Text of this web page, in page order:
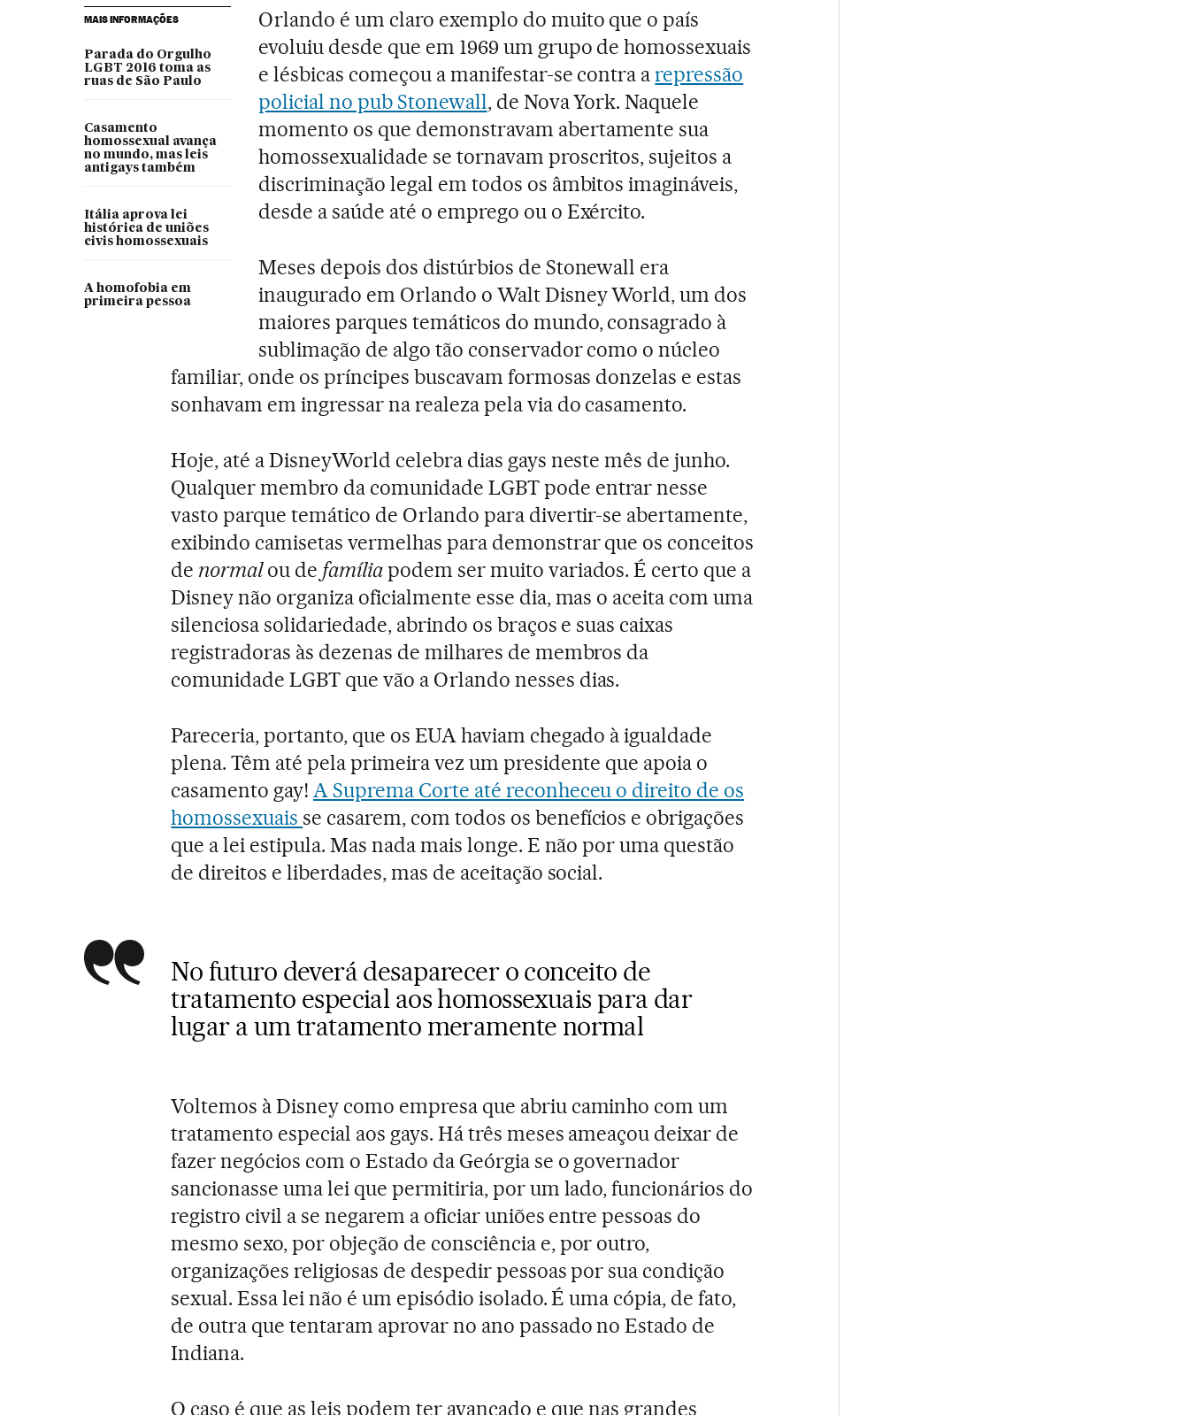
MAIS INFORMAÇÕES
Parada do Orgulho
LGBT 2016 toma as
ruas de São Paulo
Casamento
homossexual avança
no mundo, mas leis
antigays também
Itália aprova lei
histórica de uniões
civis homossexuais
A homofobia em
primeira pessoa
Orlando é um claro exemplo do muito que o país
evoluiu desde que em 1969 um grupo de homossexuais
e lésbicas começou a manifestar-se contra arepressão
policial no pub Stonewall, de Nova York. Naquele
momento os que demonstravam abertamente sua
homossexualidade se tornavam proscritos, sujeitos a
discriminação legal em todos os âmbitos imagináveis,
desde a saúde até o emprego ou o Exército.
Meses depois dos distúrbios de Stonewall era
inaugurado em Orlando o Walt Disney World, um dos
maiores parques temáticos do mundo, consagrado à
sublimação de algo tão conservador como o núcleo
familiar, onde os príncipes buscavam formosas donzelas e estas
sonhavam em ingressar na realeza pela via do casamento.
Hoje, até a DisneyWorld celebra dias gays neste mês de junho.
Qualquer membro da comunidade LGBT pode entrar nesse
vasto parque temático de Orlando para divertir-se abertamente,
exibindo camisetas vermelhas para demonstrar que os conceitos
de normalou de famíliapodem ser muito variados. É certo que a
Disney não organiza oficialmente esse dia, mas o aceita com uma
silenciosa solidariedade, abrindo os braços e suas caixas
registradoras às dezenas de milhares de membros da
comunidade LGBT que vão a Orlando nesses dias.
Pareceria, portanto, que os EUA haviam chegado à igualdade
plena. Têm até pela primeira vez um presidente que apoia o
casamento gay!A Suprema Corte até reconheceu o direito de os
homossexuais se casarem, com todos os benefícios e obrigações
que a lei estipula. Mas nada mais longe. E não por uma questão
de direitos e liberdades, mas de aceitação social.
No futuro deverá desaparecer o conceito de
tratamento especial aos homossexuais para dar
lugar a um tratamento meramente normal
Voltemos à Disney como empresa que abriu caminho com um
tratamento especial aos gays. Há três meses ameaçou deixar de
fazer negócios com o Estado da Geórgia se o governador
sancionasse uma lei que permitiria, por um lado, funcionários do
registro civil a se negarem a oficiar uniões entre pessoas do
mesmo sexo, por objeção de consciência e, por outro,
organizações religiosas de despedir pessoas por sua condição
sexual. Essa lei não é um episódio isolado. É uma cópia, de fato,
de outra que tentaram aprovar no ano passado no Estado de
Indiana.
O caso é que as leis podem ter avançado e que nas grandes